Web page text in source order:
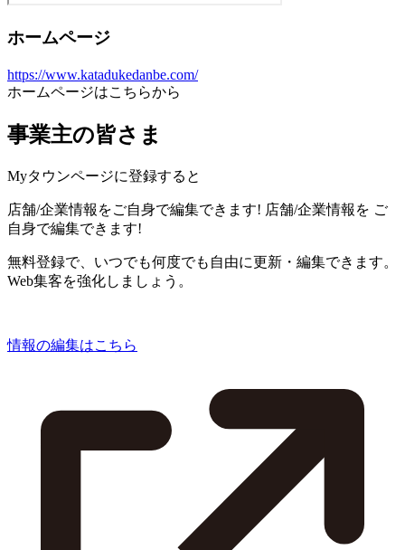
ホームページ
https://www.katadukedanbe.com/
ホームページはこちらから
事業主の皆さま
Myタウンページに登録すると
店舗/企業情報をご自身で編集できます! 店舗/企業情報を ご
自身で編集できます!
無料登録で、いつでも何度でも自由に更新・編集できます。
Web集客を強化しましょう。
情報の編集はこちら